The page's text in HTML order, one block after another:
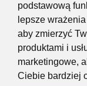
podstawową
lepsze
aby zmierzyć
produktami i
marketingowe,
Ciebie bardziej